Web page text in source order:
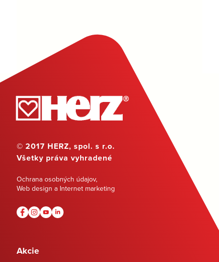
© 2017 HERZ, spol. s r.o.
Všetky práva vyhradené
Ochrana osobných údajov,
Web design a Internet marketing
Akcie